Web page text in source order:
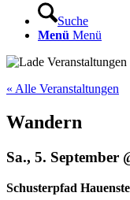
Suche
Menü Menü
« Alle Veranstaltungen
Wandern
Sa., 5. September
Schusterpfad